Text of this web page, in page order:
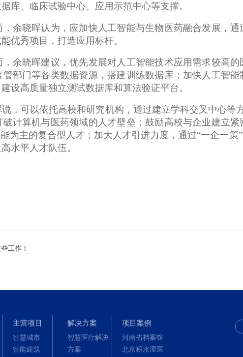
库、临床试验中心、应用示范中心等支撑。
晓晖认为，应加快人工智能与生物医药融合发展，通
优秀项目，打造应用标杆。
晓晖建议，优先发展对人工智能技术应用需求较高的
部门等各类数据资源，搭建训练数据库；加快人工智
设高质量独立测试数据库和算法验证平台。
可以依托高校和研究机构，通过建立学科交叉中心等
计算机与医药领域的人才壁垒；鼓励高校与企业建立
为主的复合型人才；加大人才引进力度，通过“一企一策
水平人才队伍。
工作！
主营项目
智慧城市
智能建筑
解决方案
智慧医疗解决
方案
项目案例
河南省档案馆
北京积水潭医